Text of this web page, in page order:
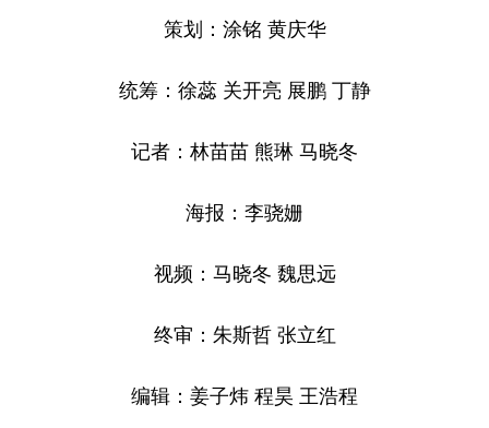
策划：涂铭 黄庆华
统筹：徐蕊 关开亮 展鹏 丁静
记者：林苗苗 熊琳 马晓冬
海报：李骁姗
视频：马晓冬 魏思远
终审：朱斯哲 张立红
编辑：姜子炜 程昊 王浩程